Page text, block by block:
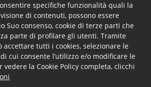
Trasparente
Registro Trasparenza
specifiche funzionalità quali la
di contenuti, possono essere
Suo consenso, cookie di terze parti che
parte di profilare gli utenti. Tramite
accettare tutti i cookies, selezionare le
cui consente l’utilizzo e/o modificare le
vedere la Cookie Policy completa, clicchi